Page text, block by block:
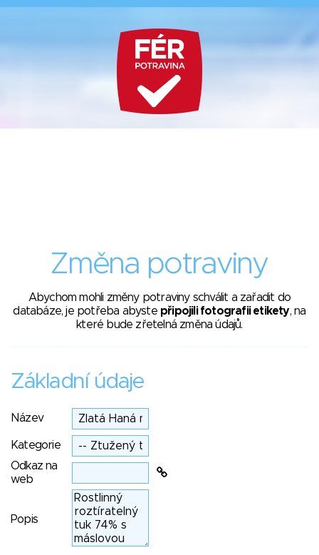
Změna potraviny
Abychom mohli změny potraviny schválit a zařadit do
databáze, je potřeba abyste připojili fotografii etikety, na
které bude zřetelná změna údajů.
Základní údaje
Název
Kategorie
Odkaz na
web
Popis